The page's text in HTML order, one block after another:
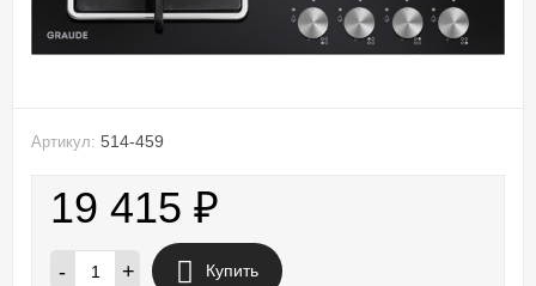
Артикул: 514-459
19 415 ₽
- + Купить